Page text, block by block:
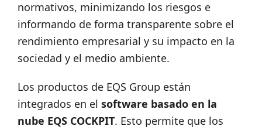
normativos, minimizando los riesgos e
informando de forma transparente sobre el
rendimiento empresarial y su impacto en la
sociedad y el medio ambiente.
Los productos de EQS Group están
integrados en el software basado en la
nube EQS COCKPIT. Esto permite que los